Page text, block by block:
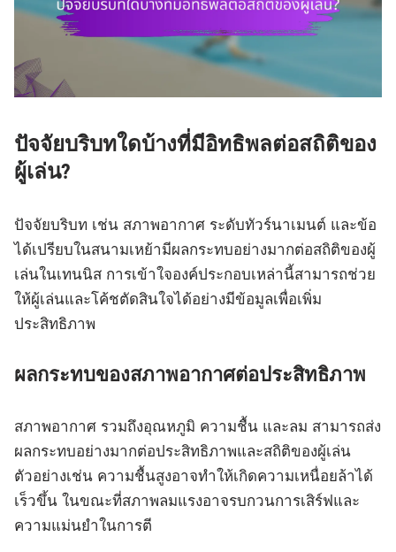
ปัจจัยบริบทใดบ้างที่มีอิทธิพลต่อสถิติของ
ผู้เล่น?
ปัจจัยบริบท เช่น สภาพอากาศ ระดับทัวร์นาเมนต์ และข้อ
ได้เปรียบในสนามเหย้ามีผลกระทบอย่างมากต่อสถิติของผู้
เล่นในเทนนิส การเข้าใจองค์ประกอบเหล่านี้สามารถช่วย
ให้ผู้เล่นและโค้ชตัดสินใจได้อย่างมีข้อมูลเพื่อเพิ่ม
ประสิทธิภาพ
ผลกระทบของสภาพอากาศต่อประสิทธิภาพ
สภาพอากาศ รวมถึงอุณหภูมิ ความชื้น และลม สามารถส่ง
ผลกระทบอย่างมากต่อประสิทธิภาพและสถิติของผู้เล่น
ตัวอย่างเช่น ความชื้นสูงอาจทำให้เกิดความเหนื่อยล้าได้
เร็วขึ้น ในขณะที่สภาพลมแรงอาจรบกวนการเสิร์ฟและ
ความแม่นยำในการตี